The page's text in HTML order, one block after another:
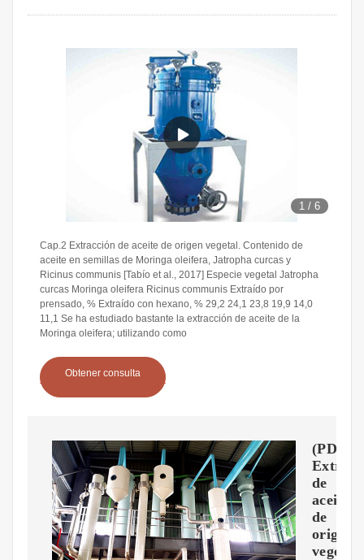
1 /6
Cap.2 Extracción de aceite de origen vegetal. Contenido de
aceite en semillas de Moringa oleifera, Jatropha curcas y
Ricinus communis [Tabío et al., 2017] Especie vegetal Jatropha
curcas Moringa oleifera Ricinus communis Extraído por
prensado, % Extraído con hexano, % 29,2 24,1 23,8 19,9 14,0
11,1 Se ha estudiado bastante la extracción de aceite de la
Moringa oleifera; utilizando como
Obtener consulta
(PDF)
de
aceites
de
origen
vegetal